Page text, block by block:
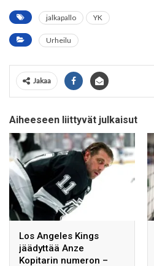
jalkapallo YK
Urheilu
Jakaa
Aiheeseen liittyvät julkaisut
Los Angeles Kings
jäädyttää Anze
Kopitarin numeron –